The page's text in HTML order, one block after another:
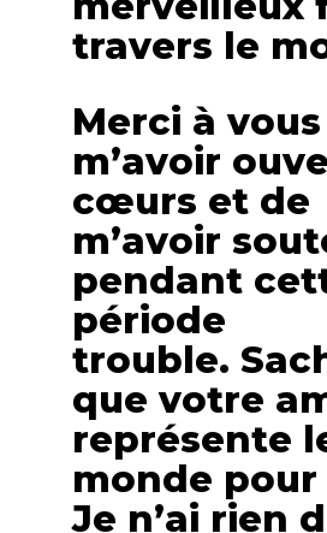
travers le
Merci à
m’avoir
cœurs et de
m’avoir
pendant
période
trouble.
que votre
représente
monde pour
Je n’ai rien